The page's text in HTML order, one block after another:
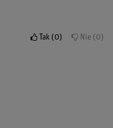
Tak 0 Nie 0